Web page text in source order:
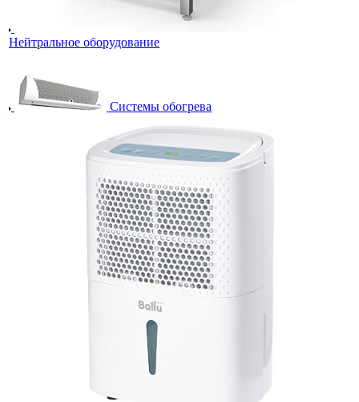
Нейтральное оборудование
Системы обогрева